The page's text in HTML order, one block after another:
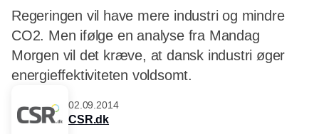
Regeringen vil have mere industri og mindre
CO2. Men ifølge en analyse fra Mandag
Morgen vil det kræve, at dansk industri øger
energieffektiviteten voldsomt.
02.09.2014
CSR.dk